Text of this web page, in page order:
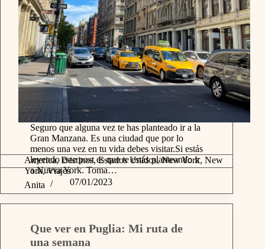
America,Destinos,Estados Unidos,New York, New
York,Viajes
Seguro que alguna vez te has planteado ir a la
Gran Manzana. Es una ciudad que por lo
menos una vez en tu vida debes visitar.Si estás
leyendo este post es que te estás planteando ir
a Nueva York. Toma…
Anita
07/01/2023
Que ver en Puglia: Mi ruta de
una semana